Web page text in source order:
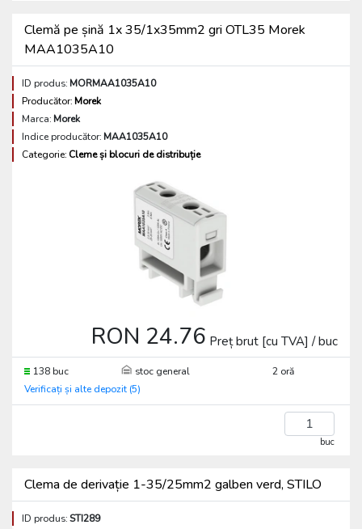
Clemă pe șină 1x 35/1x35mm2 gri OTL35 Morek
MAA1035A10
ID produs:MORMAA1035A10
Producător:Morek
Marca:Morek
Indice producător:MAA1035A10
Categorie: Cleme și blocuri de distribuție
RON 24.76 Preț brut [cu TVA] / buc
138 buc stoc general
2 oră
Verificați și alte depozit (5)
buc
Clema de derivație 1-35/25mm2 galben verd, STILO
ID produs:STI289